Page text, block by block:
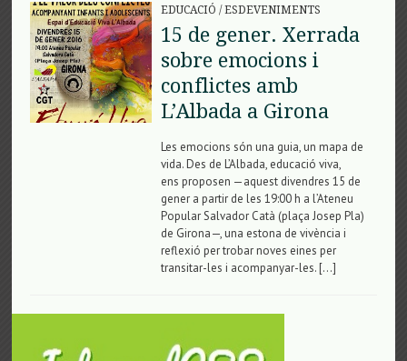
EDUCACIÓ /ESDEVENIMENTS
15 de gener. Xerrada
sobre emocions i
conflictes amb
L’Albada a Girona
Les emocions són una guia, un mapa de
vida. Des de L’Albada, educació viva,
ens proposen —aquest divendres 15 de
gener a partir de les 19:00 h a l’Ateneu
Popular Salvador Catà (plaça Josep Pla)
de Girona—, una estona de vivència i
reflexió per trobar noves eines per
transitar-les i acompanyar-les. […]